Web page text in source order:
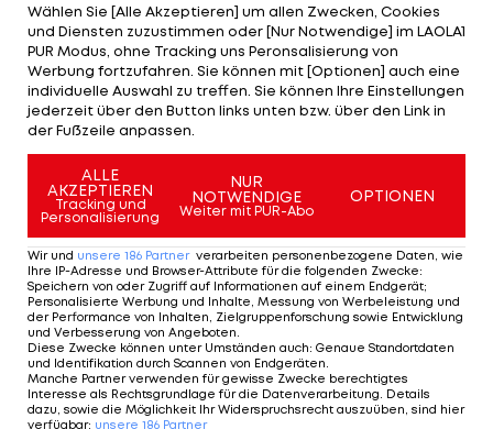
Kopf für die Vorentscheidung zum 2:0.
Frankfurt überholt zumindest bis zum Abendspiel
Wolfsburg und ist neuer Dritter, Köln liegt als 14.
vier Punkte vor dem Relegationsplatz.
Deutsche Bundesliga - Spielplan/Ergebnisse >>>
Deutsche Bundesliga - Tabelle >>>
ÖFB-Legionäre im Einsatz
Martin Hinteregger(Frankfurt) - 90 Minuten
Stefan Ilsanker (Frankfurt) - auf der Bank
Wählen Sie [Alle Akzeptieren] um allen Zwecken, Cookies
und Diensten zuzustimmen oder [Nur Notwendige] im LAOLA1
PUR Modus, ohne Tracking uns Peronsalisierung von
Werbung fortzufahren. Sie können mit [Optionen] auch eine
individuelle Auswahl zu treffen. Sie können Ihre Einstellungen
jederzeit über den Button links unten bzw. über den Link in
der Fußzeile anpassen.
ALLE
AKZEPTIEREN
Tracking und
Personalisierung
NUR
NOTWENDIGE
Weiter mit PUR-Abo
OPTIONEN
Wir und unsere 186 Partner verarbeiten personenbezogene Daten, wie
Ihre IP-Adresse und Browser-Attribute für die folgenden Zwecke:
Speichern von oder Zugriff auf Informationen auf einem Endgerät;
Personalisierte Werbung und Inhalte, Messung von Werbeleistung und
der Performance von Inhalten, Zielgruppenforschung sowie Entwicklung
und Verbesserung von Angeboten
Diese Zwecke können unter Umständen auch: Genaue Standortdaten
und Identifikation durch Scannen von Endgeräten
Manche Partner verwenden für gewisse Zwecke berechtigtes
Interesse als Rechtsgrundlage für die Datenverarbeitung. Details
dazu, sowie die Möglichkeit Ihr Widerspruchsrecht auszuüben, sind hier
verfügbar: unsere 186 Partner